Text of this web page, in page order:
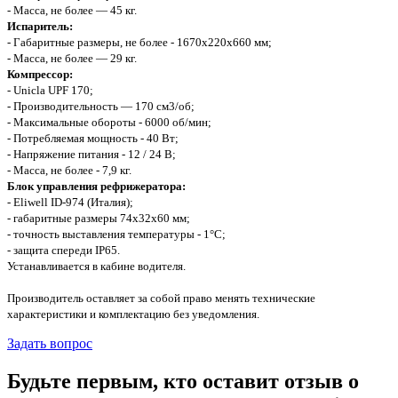
- Масса, не более — 45 кг.
Испаритель:
- Габаритные размеры, не более - 1670х220х660 мм;
- Масса, не более — 29 кг.
Компрессор:
- Unicla UPF 170;
- Производительность — 170 см3/об;
- Максимальные обороты - 6000 об/мин;
- Потребляемая мощность - 40 Вт;
- Напряжение питания - 12 / 24 В;
- Масса, не более - 7,9 кг.
Блок управления рефрижератора:
- Eliwell ID-974 (Италия);
- габаритные размеры 74х32х60 мм;
- точность выставления температуры - 1°С;
- защита спереди IP65.
Устанавливается в кабине водителя.
Производитель оставляет за собой право менять технические
характеристики и комплектацию без уведомления.
Задать вопрос
Будьте первым, кто оставит отзыв о